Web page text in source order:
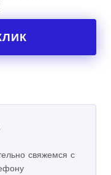
свяжемся с